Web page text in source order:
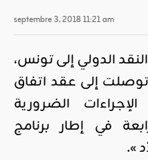
septembre 3, 2018 11:21 am
الدولي إلى تونس،
إلى عقد اتفاق
الضرورية
في إطار برنامج
».